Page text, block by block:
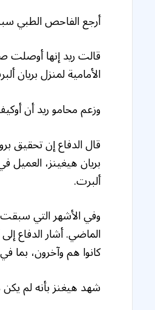
أرجع الفاحص الطبي
قالت ريد إنها أوصلت
الأمامية لمنزل بريان
وزعم محامو ريد أن
قال الدفاع إن تحقيق
بريان هيغينز، العميل
ألبرت.
وفي الأشهر التي سبقت
الماضي. أشار الدفاع
كانوا هم وآخرون، بما
شهد هيغنز بأنه لم يكن